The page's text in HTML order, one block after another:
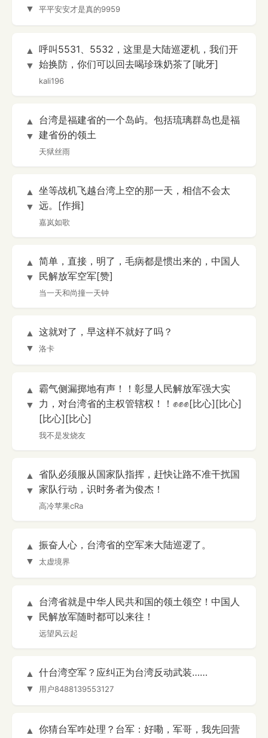
▼
平平安安才是真的9959
▲
▼
呼叫5531、5532，这里是大陆巡逻机，我们开
始换防，你们可以回去喝珍珠奶茶了[呲牙]
kali196
▲
▼
台湾是福建省的一个岛屿。包括琉璃群岛也是福
建省份的领土
天狱丝雨
▲
▼
坐等战机飞越台湾上空的那一天，相信不会太
远。[作揖]
嘉岚如歌
▲
▼
简单，直接，明了，毛病都是惯出来的，中国人
民解放军空军[赞]
当一天和尚撞一天钟
▲
▼
这就对了，早这样不就好了吗？
洛卡
▲
▼
霸气侧漏掷地有声！！彰显人民解放军强大实
力，对台湾省的主权管辖权！！✊✊✊[比心][比心]
[比心][比心]
我不是发烧友
▲
▼
省队必须服从国家队指挥，赶快让路不准干扰国
家队行动，识时务者为俊杰！
高冷苹果cRa
▲
▼
振奋人心，台湾省的空军来大陆巡逻了。
太虚境界
▲
▼
台湾省就是中华人民共和国的领土领空！中国人
民解放军随时都可以来往！
远望风云起
▲
▼
什台湾空军？应纠正为台湾反动武装……
用户8488139553127
▲ 你猜台军咋处理？台军：好嘞，军哥，我先回营